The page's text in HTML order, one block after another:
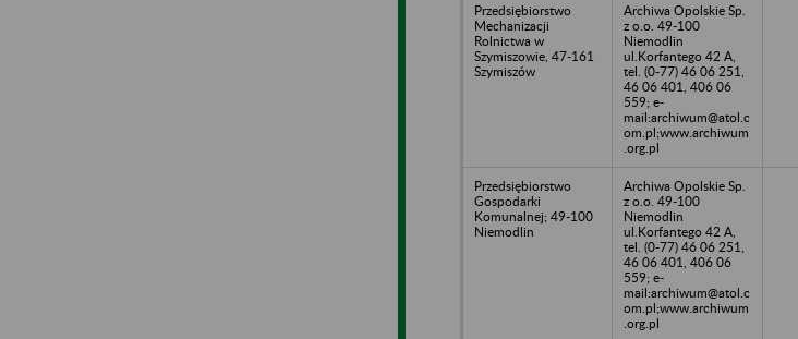
Przedsiębiorstwo
Mechanizacji
Rolnictwa w
Szymiszowie, 47-161
Szymiszów
Archiwa Opolskie Sp.
z o.o. 49-100
Niemodlin
ul.Korfantego 42 A,
tel. (0-77) 46 06 251,
46 06 401, 406 06
559; e-
mail:archiwum@atol.c
om.pl;www.archiwum
.org.pl
Przedsiębiorstwo
Gospodarki
Komunalnej; 49-100
Niemodlin
Archiwa Opolskie Sp.
z o.o. 49-100
Niemodlin
ul.Korfantego 42 A,
tel. (0-77) 46 06 251,
46 06 401, 406 06
559; e-
mail:archiwum@atol.c
om.pl;www.archiwum
.org.pl